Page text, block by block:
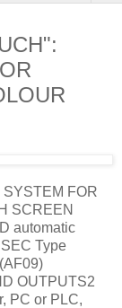
FOR
SCREEN
automatic
Type
OUTPUTS2
PC or PLC,